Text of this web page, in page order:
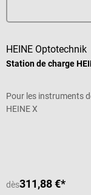
HEINE Optotechnik
Station de charge
Pour les instruments
HEINE X
dès311,88 €*